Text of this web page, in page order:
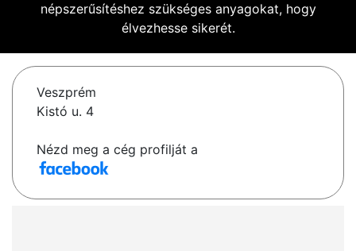
népszerűsítéshez szükséges anyagokat, hogy
élvezhesse sikerét.
Veszprém
Kistó u. 4
Nézd meg a cég profilját a